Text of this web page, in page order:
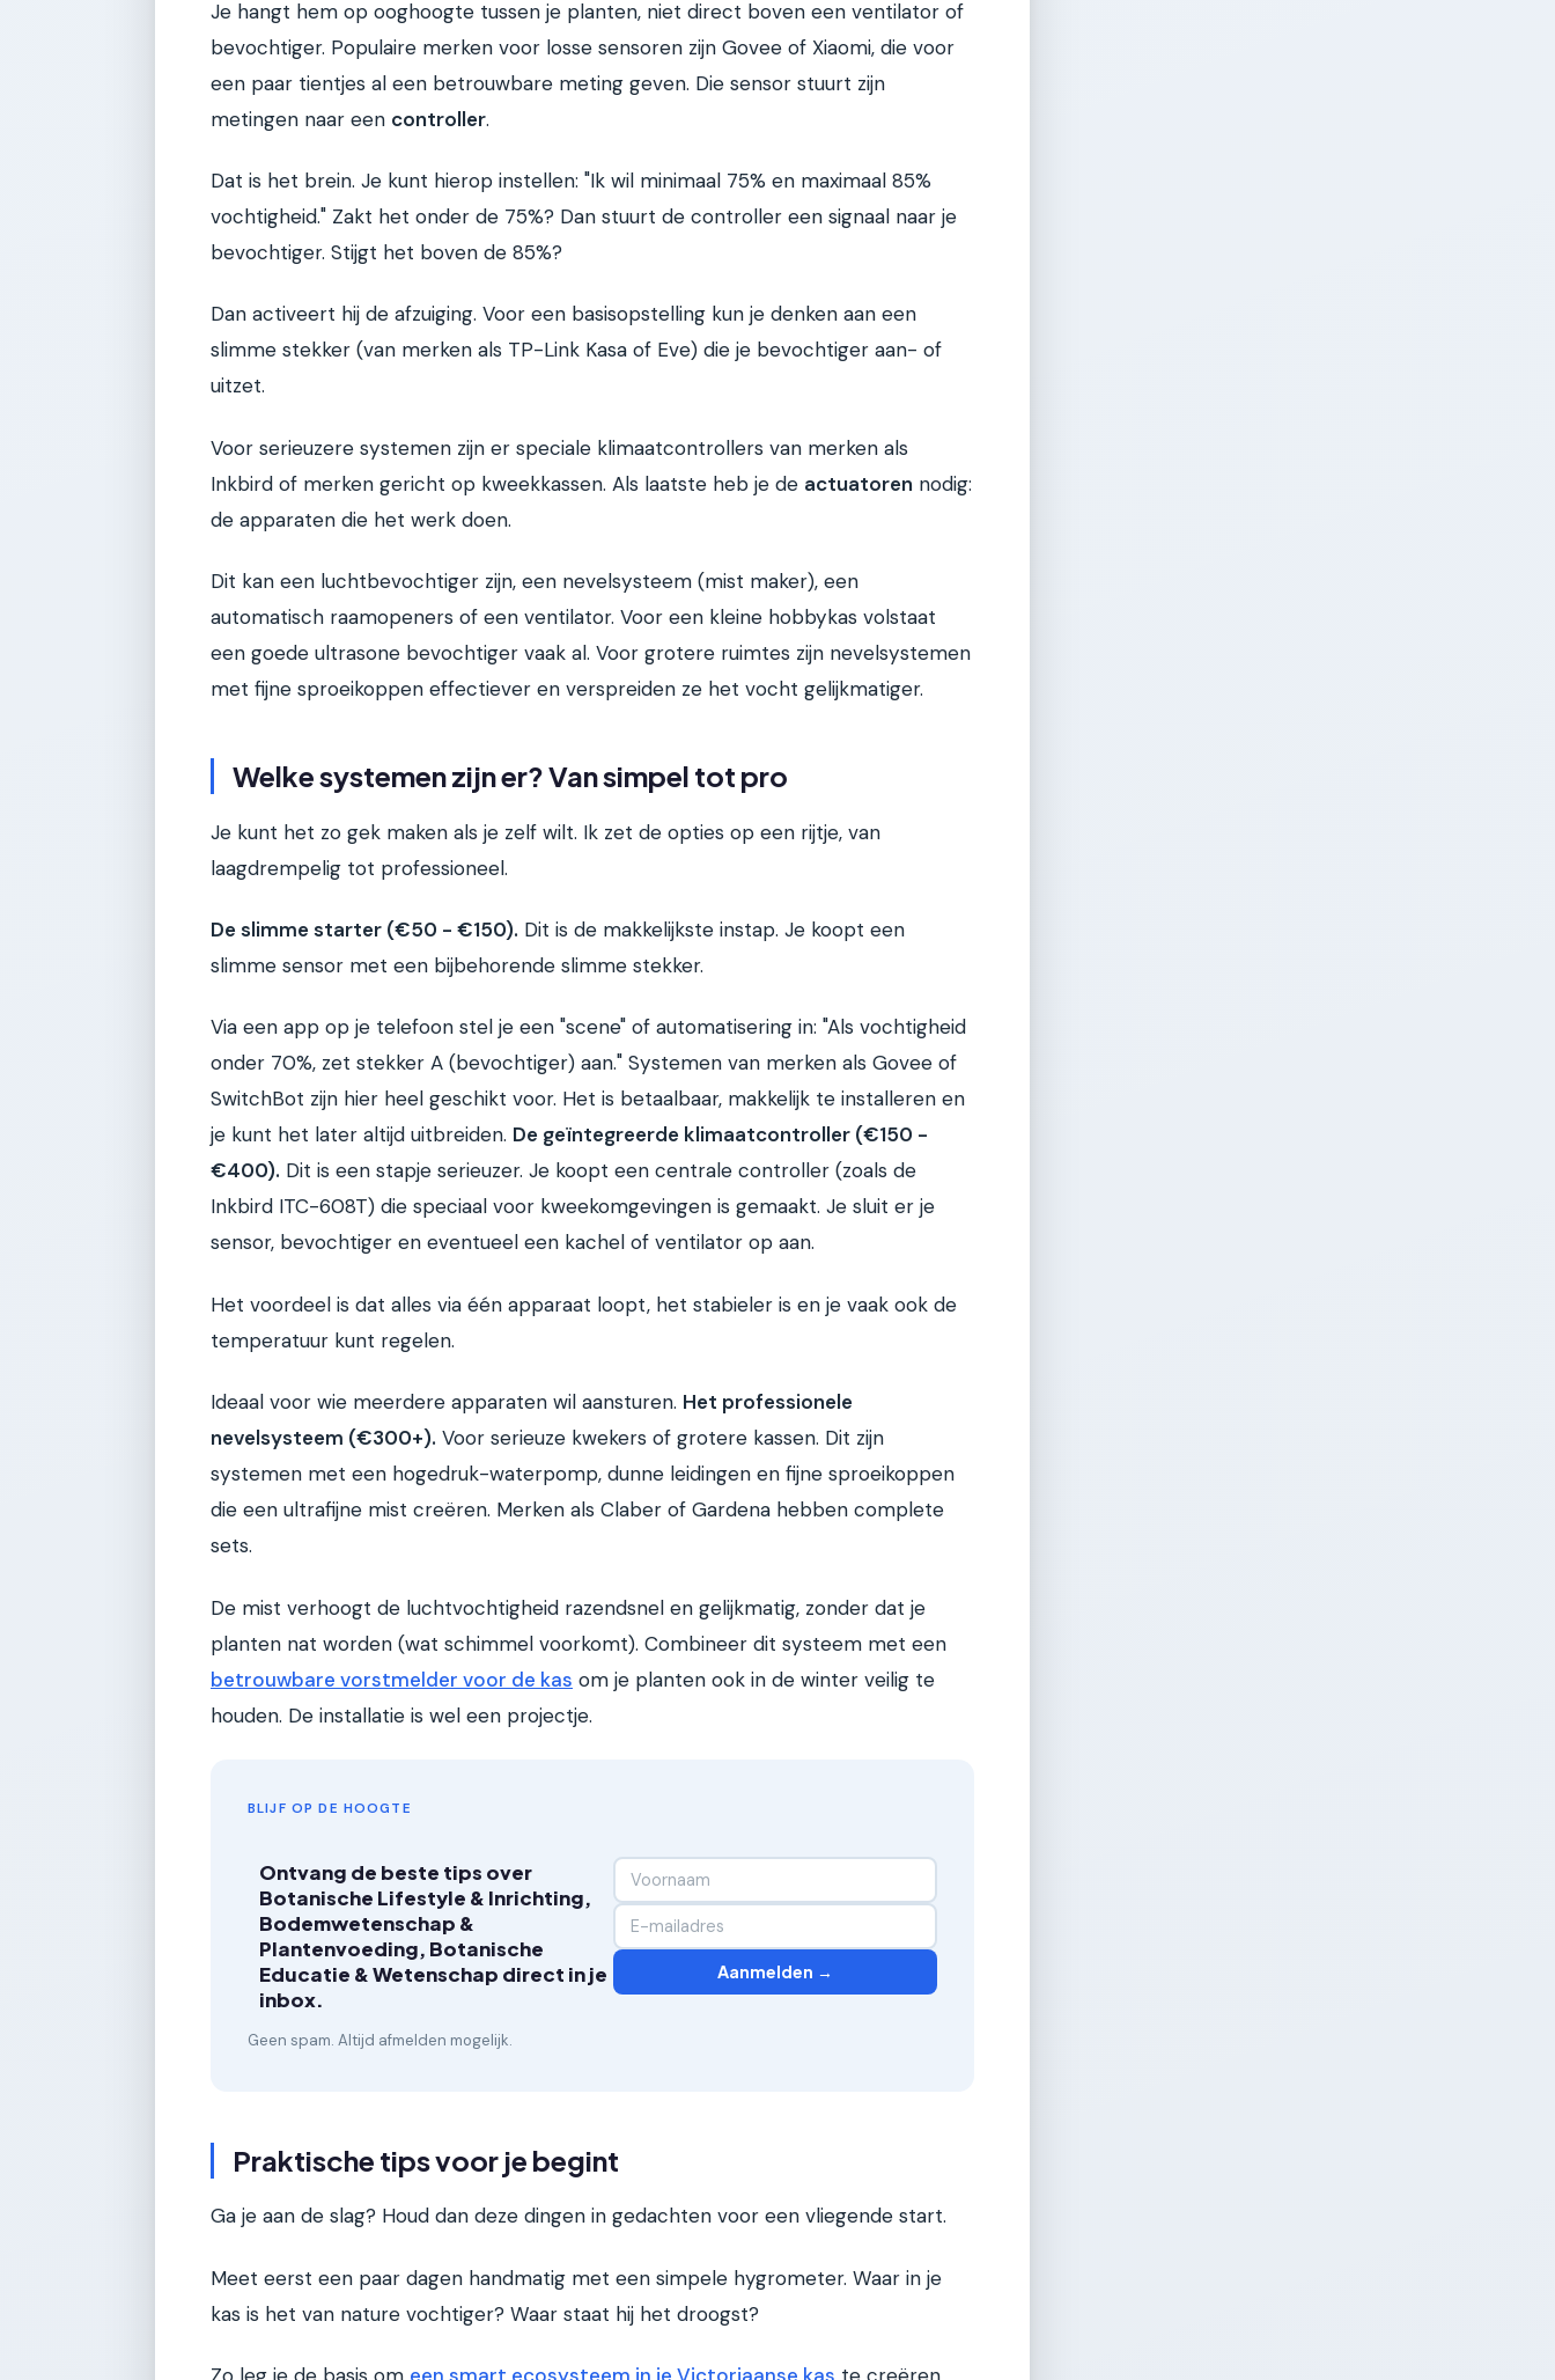
Je hangt hem op ooghoogte tussen je planten, niet direct boven een ventilator of
bevochtiger. Populaire merken voor losse sensoren zijn Govee of Xiaomi, die voor
een paar tientjes al een betrouwbare meting geven. Die sensor stuurt zijn
metingen naar een controller.
Dat is het brein. Je kunt hierop instellen: "Ik wil minimaal 75% en maximaal 85%
vochtigheid." Zakt het onder de 75%? Dan stuurt de controller een signaal naar je
bevochtiger. Stijgt het boven de 85%?
Dan activeert hij de afzuiging. Voor een basisopstelling kun je denken aan een
slimme stekker (van merken als TP-Link Kasa of Eve) die je bevochtiger aan- of
uitzet.
Voor serieuzere systemen zijn er speciale klimaatcontrollers van merken als
Inkbird of merken gericht op kweekkassen. Als laatste heb je de actuatoren nodig:
de apparaten die het werk doen.
Dit kan een luchtbevochtiger zijn, een nevelsysteem (mist maker), een
automatisch raamopeners of een ventilator. Voor een kleine hobbykas volstaat
een goede ultrasone bevochtiger vaak al. Voor grotere ruimtes zijn nevelsystemen
met fijne sproeikoppen effectiever en verspreiden ze het vocht gelijkmatiger.
Welke systemen zijn er? Van simpel tot pro
Je kunt het zo gek maken als je zelf wilt. Ik zet de opties op een rijtje, van
laagdrempelig tot professioneel.
De slimme starter (€50 - €150). Dit is de makkelijkste instap. Je koopt een
slimme sensor met een bijbehorende slimme stekker.
Via een app op je telefoon stel je een "scene" of automatisering in: "Als vochtigheid
onder 70%, zet stekker A (bevochtiger) aan." Systemen van merken als Govee of
SwitchBot zijn hier heel geschikt voor. Het is betaalbaar, makkelijk te installeren en
je kunt het later altijd uitbreiden. De geïntegreerde klimaatcontroller (€150 -
€400). Dit is een stapje serieuzer. Je koopt een centrale controller (zoals de
Inkbird ITC-608T) die speciaal voor kweekomgevingen is gemaakt. Je sluit er je
sensor, bevochtiger en eventueel een kachel of ventilator op aan.
Het voordeel is dat alles via één apparaat loopt, het stabieler is en je vaak ook de
temperatuur kunt regelen.
Ideaal voor wie meerdere apparaten wil aansturen. Het professionele
nevelsysteem (€300+). Voor serieuze kwekers of grotere kassen. Dit zijn
systemen met een hogedruk-waterpomp, dunne leidingen en fijne sproeikoppen
die een ultrafijne mist creëren. Merken als Claber of Gardena hebben complete
sets.
De mist verhoogt de luchtvochtigheid razendsnel en gelijkmatig, zonder dat je
planten nat worden (wat schimmel voorkomt). Combineer dit systeem met een
betrouwbare vorstmelder voor de kas om je planten ook in de winter veilig te
houden. De installatie is wel een projectje.
BLIJF OP DE HOOGTE
Ontvang de beste tips over
Botanische Lifestyle & Inrichting,
Bodemwetenschap &
Plantenvoeding, Botanische
Educatie & Wetenschap direct in je
inbox.
Geen spam. Altijd afmelden mogelijk.
Aanmelden →
Praktische tips voor je begint
Ga je aan de slag? Houd dan deze dingen in gedachten voor een vliegende start.
Meet eerst een paar dagen handmatig met een simpele hygrometer. Waar in je
kas is het van nature vochtiger? Waar staat hij het droogst?